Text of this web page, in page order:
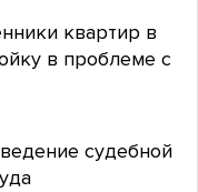
квартир в
в проблеме с
судебной